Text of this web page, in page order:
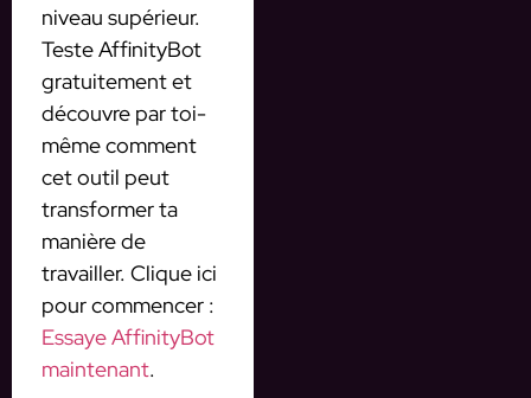
niveau supérieur.
Teste AffinityBot
gratuitement et
découvre par toi-
même comment
cet outil peut
transformer ta
manière de
travailler. Clique ici
pour commencer :
Essaye AffinityBot
maintenant.